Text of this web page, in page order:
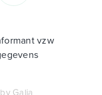
vzw
Galia